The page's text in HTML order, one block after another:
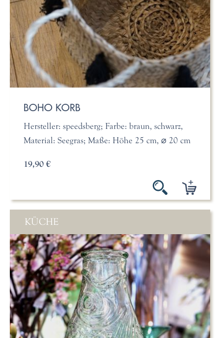
BOHO KORB
Hersteller: speedsberg; Farbe: braun, schwarz,
Material: Seegras; Maße: Höhe 25 cm, ⌀ 20 cm
19,90 €
KÜCHE